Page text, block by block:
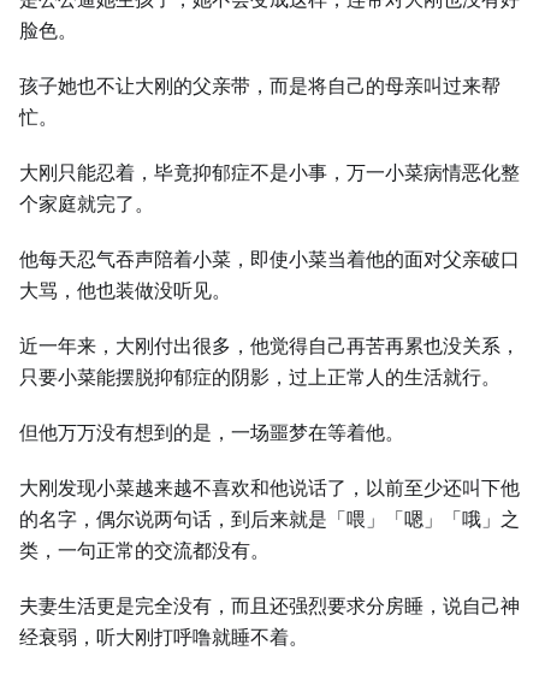
脸色。
孩子她也不让⼤刚的父亲带，而是将自己的母亲叫过来帮
忙。
⼤刚只能忍着，毕竟抑郁症不是小事，万⼀小菜病情恶化整
个家庭就完了。
他每天忍气吞声陪着小菜，即使小菜当着他的面对父亲破口
⼤骂，他也装做没听见。
近⼀年来，⼤刚付出很多，他觉得自己再苦再累也没关系，
只要小菜能摆脱抑郁症的阴影，过上正常⼈的⽣活就行。
但他万万没有想到的是，⼀场噩梦在等着他。
⼤刚发现小菜越来越不喜欢和他说话了，以前至少还叫下他
的名字，偶尔说两句话，到后来就是「喂」「嗯」「哦」之
类，⼀句正常的交流都没有。
夫妻⽣活更是完全没有，而且还强烈要求分房睡，说自己神
经衰弱，听⼤刚打呼噜就睡不着。